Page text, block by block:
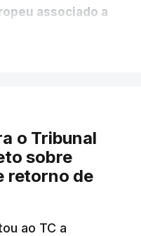
associado a
e transparente".
burocracias,
que os apoios
estaremos a dar
o
o Tribunal
sobre
retorno de
ao TC a